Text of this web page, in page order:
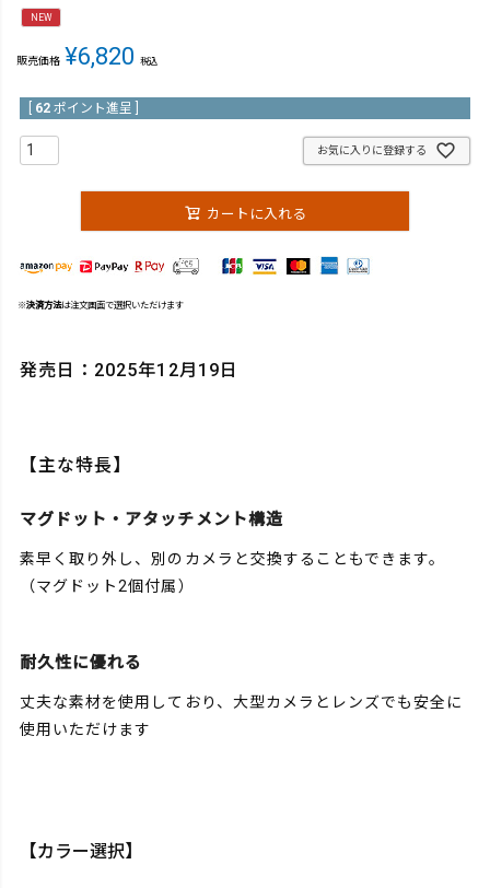
NEW
販売価格 ¥6,820 税込
62 ポイント進呈 ]
お気に入りに登録する
カートに入れる
※決済方法は注文画面で選択いただけます
発売日：2025年12月19日
【主な特長】
マグドット・アタッチメント構造
素早く取り外し、別のカメラと交換することもできます。
（マグドット2個付属）
耐久性に優れる
丈夫な素材を使用しており、大型カメラとレンズでも安全に
使用いただけます
【カラー選択】